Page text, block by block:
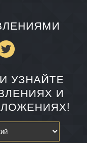
УЗНАЙТЕ
И